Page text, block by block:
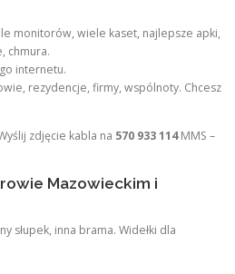
monitorów, wiele kaset, najlepsze apki,
chmura.
internetu.
rezydencje, firmy, wspólnoty. Chcesz
zdjęcie kabla na 570 933 114MMS –
Mazowieckim i
słupek, inna brama. Widełki dla